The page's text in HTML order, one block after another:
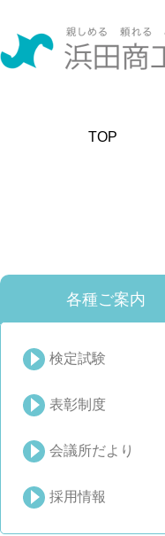
TOP
各種ご案内
検定試験
表彰制度
会議所だより
採用情報